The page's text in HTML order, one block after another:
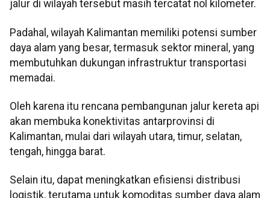
jalur di wilayah tersebut masih tercatat nol kilometer.
Padahal, wilayah Kalimantan memiliki potensi sumber
daya alam yang besar, termasuk sektor mineral, yang
membutuhkan dukungan infrastruktur transportasi
memadai.
Oleh karena itu rencana pembangunan jalur kereta api
akan membuka konektivitas antarprovinsi di
Kalimantan, mulai dari wilayah utara, timur, selatan,
tengah, hingga barat.
Selain itu, dapat meningkatkan efisiensi distribusi
logistik, terutama untuk komoditas sumber daya alam